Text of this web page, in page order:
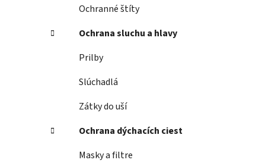
Ochranné štíty
Ochrana sluchu a hlavy
Prilby
Slúchadlá
Zátky do uší
Ochrana dýchacích ciest
Masky a filtre